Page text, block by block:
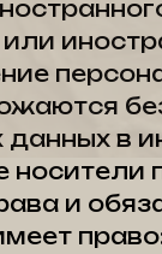
данных в
носители
и